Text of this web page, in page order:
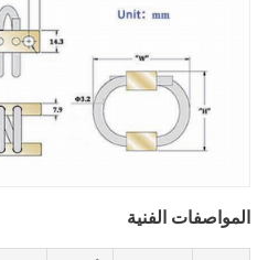
المواصفات الفنية